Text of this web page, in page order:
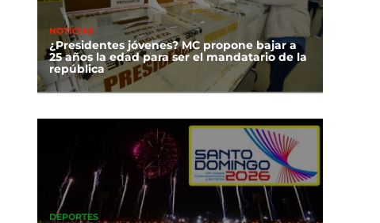
NOTICIAS
¿Presidentes jóvenes? MC propone bajar a
25 años la edad para ser el mandatario de la
república
DEPORTES